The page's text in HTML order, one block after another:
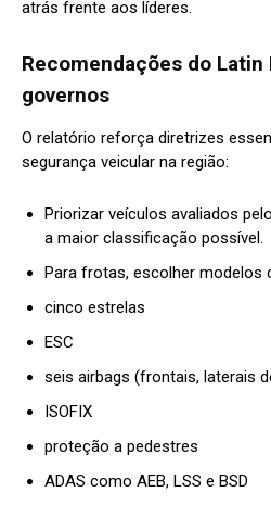
atrás frente aos líderes.
Recomendações do Latin
governos
O relatório reforça diretrizes
segurança veicular na região:
Priorizar veículos avaliados
a maior classificação possível.
Para frotas, escolher modelos
cinco estrelas
ESC
seis airbags (frontais, laterais
ISOFIX
proteção a pedestres
ADAS como AEB, LSS e BSD